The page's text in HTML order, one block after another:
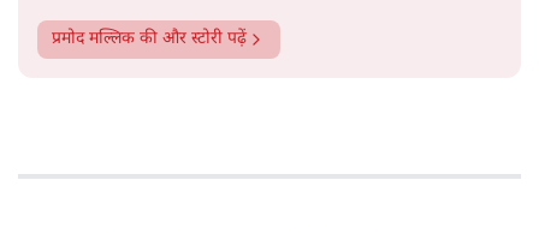
प्रमोद मल्लिक की और स्टोरी पढ़ें